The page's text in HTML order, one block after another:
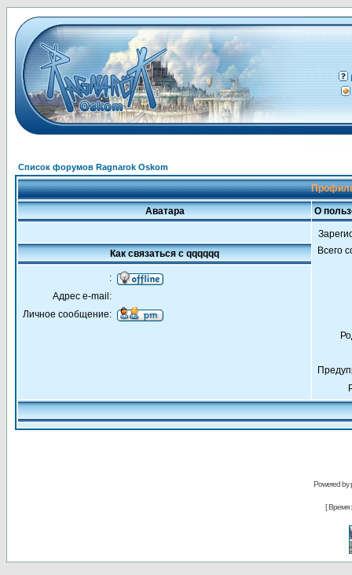
Список форумов Ragnarok Oskom
Аватара О
Всего
Как связаться с qqqqqq
:
Адрес e-mail:
Личное сообщение:
Powered by
[ Время